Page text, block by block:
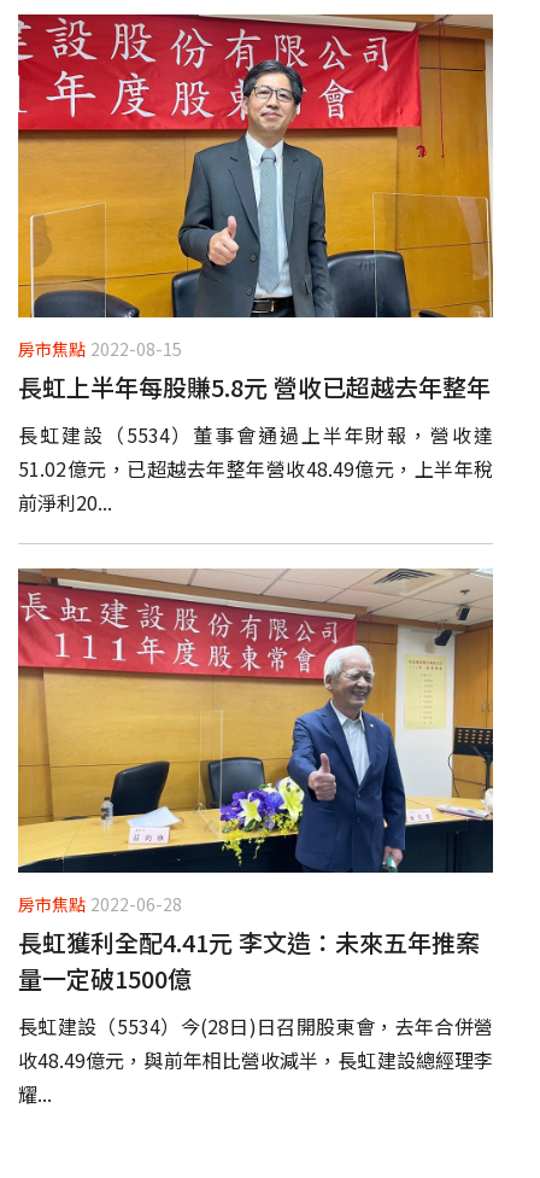
房市焦點 2022-08-15
長虹上半年每股賺5.8元 營收已超越去年整年
長虹建設（5534）董事會通過上半年財報，營收達
51.02億元，已超越去年整年營收48.49億元，上半年稅
前淨利20...
房市焦點 2022-06-28
長虹獲利全配4.41元 李文造：未來五年推案
量一定破1500億
長虹建設（5534）今(28日)日召開股東會，去年合併營
收48.49億元，與前年相比營收減半，長虹建設總經理李
耀...